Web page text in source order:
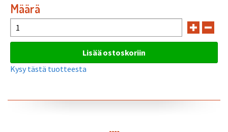
Määrä
Kysy tästä tuotteesta